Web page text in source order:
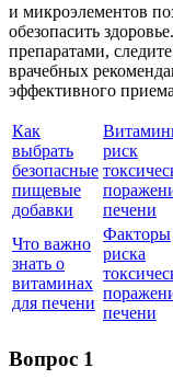
и микроэлементов
обезопасить
препаратами,
врачебных
эффективного
Как
выбрать
безопасные
пищевые
добавки
риск
печени
Что важно
знать о
витаминах
для печени
Факторы
риска
печени
Вопрос 1